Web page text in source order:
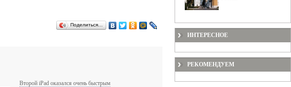
Поделиться…
Второй iPad оказался очень быстрым
ИНТЕРЕСНОЕ
РЕКОМЕНДУЕМ